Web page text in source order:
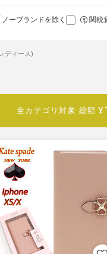
ノーブランドを除く
関税
ディース)
全カテゴリ対象 総額 ¥